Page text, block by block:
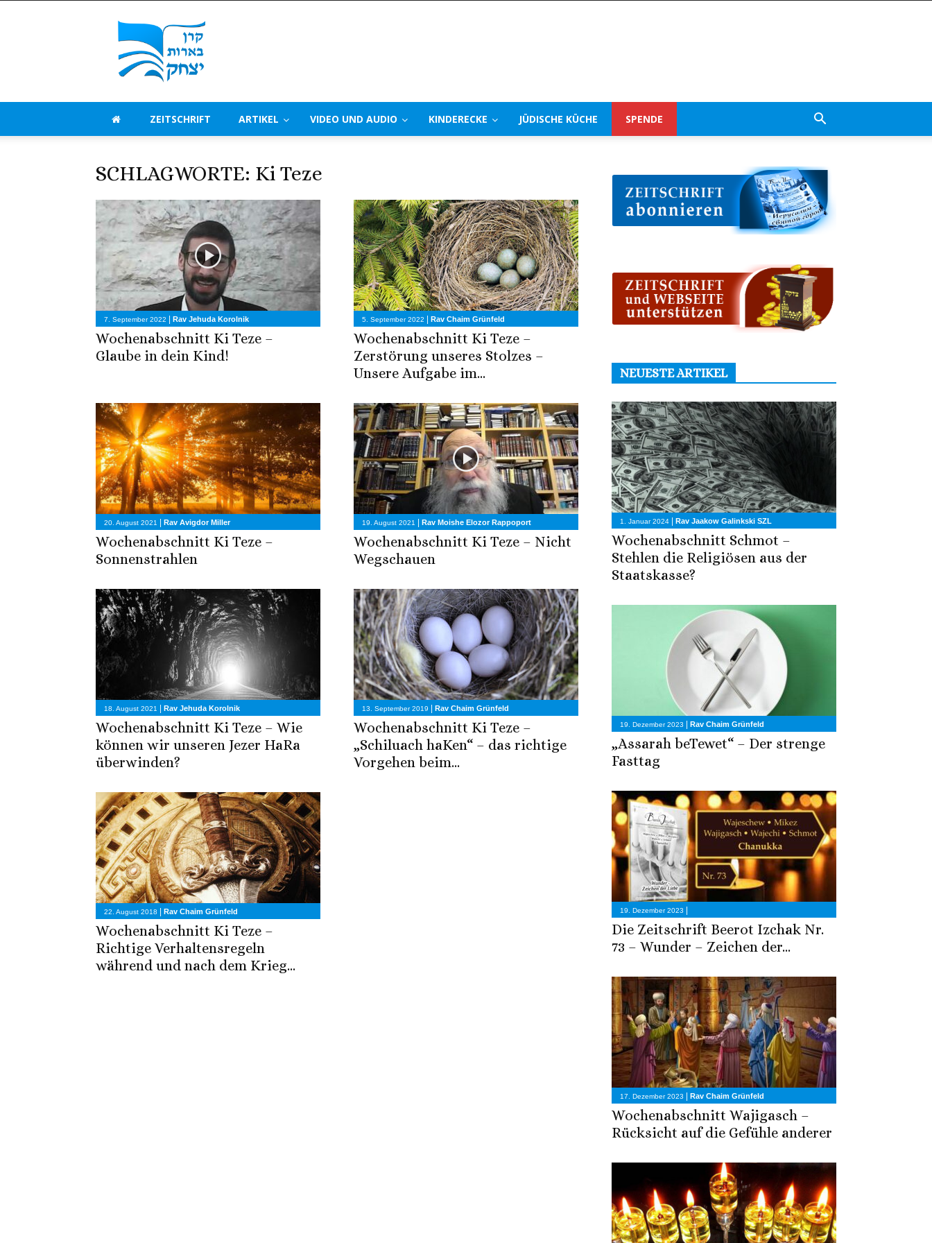
Beerot
Izchak
Deutschland
ZEITSCHRIFT ARTIKEL VIDEO UND AUDIO KINDERECKE JÜDISCHE KÜCHE SPENDE
SCHLAGWORTE: Ki Teze
7. September 2022 Rav Jehuda Korolnik
Wochenabschnitt Ki Teze –
Glaube in dein Kind!
5. September 2022 Rav Chaim Grünfeld
Wochenabschnitt Ki Teze –
Zerstörung unseres Stolzes –
Unsere Aufgabe im...
20. August 2021 Rav Avigdor Miller
Wochenabschnitt Ki Teze –
Sonnenstrahlen
19. August 2021 Rav Moishe Elozor Rappoport
Wochenabschnitt Ki Teze – Nicht
Wegschauen
18. August 2021 Rav Jehuda Korolnik
Wochenabschnitt Ki Teze – Wie
können wir unseren Jezer HaRa
überwinden?
13. September 2019 Rav Chaim Grünfeld
Wochenabschnitt Ki Teze –
„Schiluach haKen“ – das richtige
Vorgehen beim...
22. August 2018 Rav Chaim Grünfeld
Wochenabschnitt Ki Teze –
Richtige Verhaltensregeln
während und nach dem Krieg...
NEUESTE ARTIKEL
1. Januar 2024 | Rav Jaakow Galinkski SZL
Wochenabschnitt Schmot –
Stehlen die Religiösen aus der
Staatskasse?
19. Dezember 2023 | Rav Chaim Grünfeld
„Assarah beTewet“ – Der strenge
Fasttag
19. Dezember 2023 |
Die Zeitschrift Beerot Izchak Nr.
73 – Wunder – Zeichen der...
17. Dezember 2023 | Rav Chaim Grünfeld
Wochenabschnitt Wajigasch –
Rücksicht auf die Gefühle anderer